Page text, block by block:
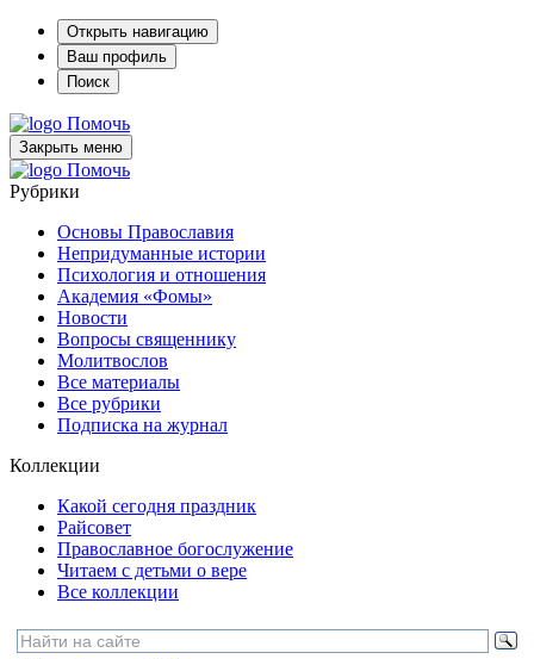
Открыть навигацию
Ваш профиль
Поиск
Помочь
Закрыть меню
Помочь
Рубрики
Основы Православия
Непридуманные истории
Психология и отношения
Академия «Фомы»
Новости
Вопросы священнику
Молитвослов
Все материалы
Все рубрики
Подписка на журнал
Коллекции
Какой сегодня праздник
Райсовет
Православное богослужение
Читаем с детьми о вере
Все коллекции